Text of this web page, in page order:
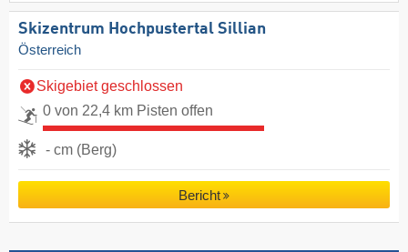
Skizentrum Hochpustertal Sillian
Österreich
Skigebiet geschlossen
0 von 22,4 km Pisten offen
- cm (Berg)
Bericht